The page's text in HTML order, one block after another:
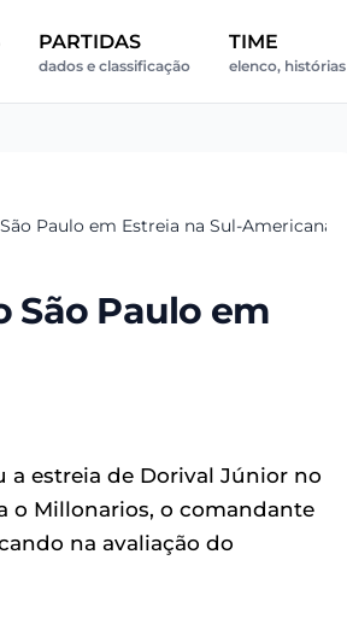
PARTIDAS
dados e classificação
TIME
elenco, histórias
Paulo em Estreia na Sul-Americana
São Paulo em
a estreia de Dorival Júnior no
o Millonarios, o comandante
na avaliação do